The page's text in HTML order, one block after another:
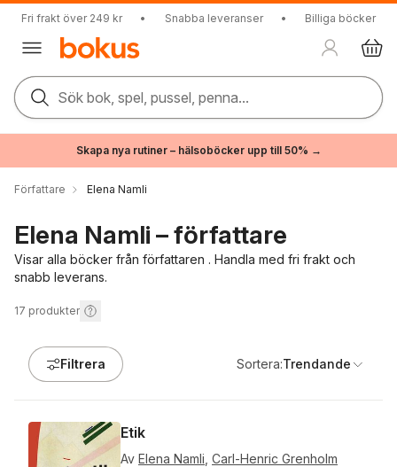
Fri frakt över 249 kr • Snabba leveranser • Billiga böcker
Sök bok, spel, pussel, penna...
Skapa nya rutiner – hälsoböcker upp till 50% →
Författare Elena Namli
Elena Namli – författare
Visar alla böcker från författaren . Handla med fri frakt och
snabb leverans.
17 produkter
Filtrera Sortera:Trendande
Etik
Av Elena Namli Carl-Henric Grenholm